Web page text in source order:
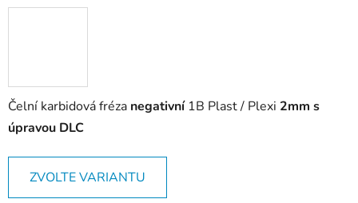
Čelní karbidová fréza negativní1B Plast / Plexi 2mm s
úpravou DLC
ZVOLTE VARIANTU